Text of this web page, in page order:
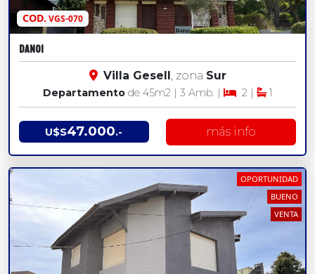
COD.VGS-070
DANOI
Villa Gesell , zona Sur
Departamentode 45m2| 3 Amb. | 2 | 1
U$S47.000.- más info
OPORTUNIDAD
BUENO
VENTA